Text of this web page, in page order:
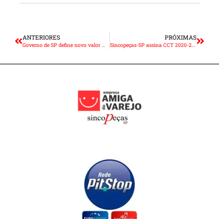
ANTERIORES
Governo de SP define novo valor mínimo para emissão de Nota Fiscal
PRÓXIMAS
Sincopeças-SP assina CCT 2020-2021 com comerciários da Capital